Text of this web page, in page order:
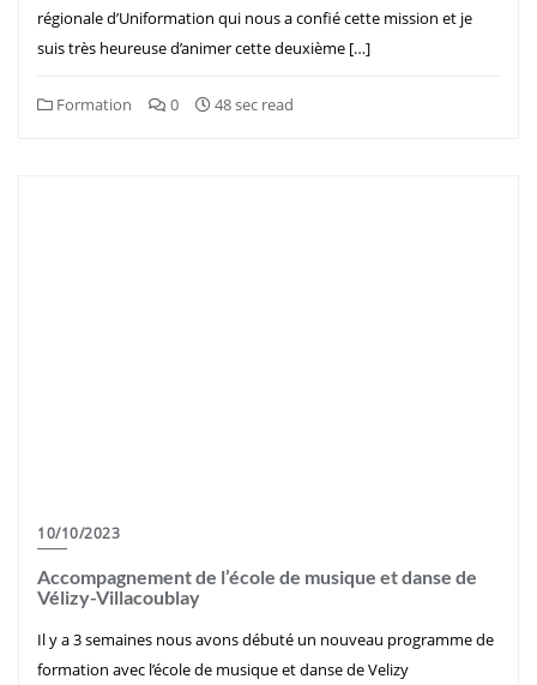
régionale d’Uniformation qui nous a confié cette mission et je
suis très heureuse d’animer cette deuxième […]
Formation 0 48 sec read
10/10/2023
Accompagnement de l’école de musique et danse de
Vélizy-Villacoublay
Il y a 3 semaines nous avons débuté un nouveau programme de
formation avec l’école de musique et danse de Velizy